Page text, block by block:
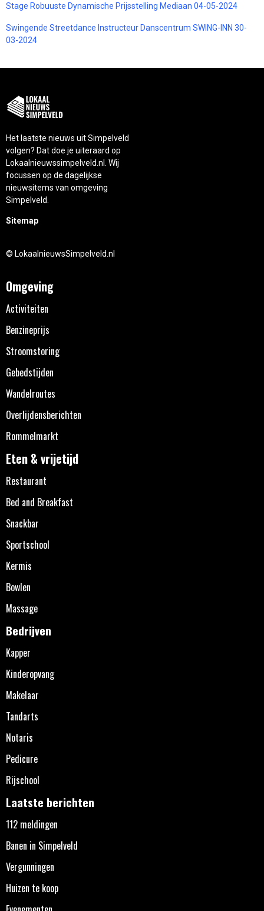
Stage Robuuste Dynamische Prijsstelling Mediaan 04-05-2024
Swingende Streetdance Instructeur Danscentrum SWING-INN 30-
03-2024
Het laatste nieuws uit Simpelveld
volgen? Dat doe je uiteraard op
Lokaalnieuwssimpelveld.nl. Wij
focussen op de dagelijkse
nieuwsitems van omgeving
Simpelveld.
Sitemap
© LokaalnieuwsSimpelveld.nl
Omgeving
Activiteiten
Benzineprijs
Stroomstoring
Gebedstijden
Wandelroutes
Overlijdensberichten
Rommelmarkt
Eten & vrijetijd
Restaurant
Bed and Breakfast
Snackbar
Sportschool
Kermis
Bowlen
Massage
Bedrijven
Kapper
Kinderopvang
Makelaar
Tandarts
Notaris
Pedicure
Rijschool
Laatste berichten
112 meldingen
Banen in Simpelveld
Vergunningen
Huizen te koop